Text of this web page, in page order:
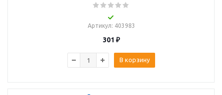
Артикул: 403983
301 ₽
В корзину